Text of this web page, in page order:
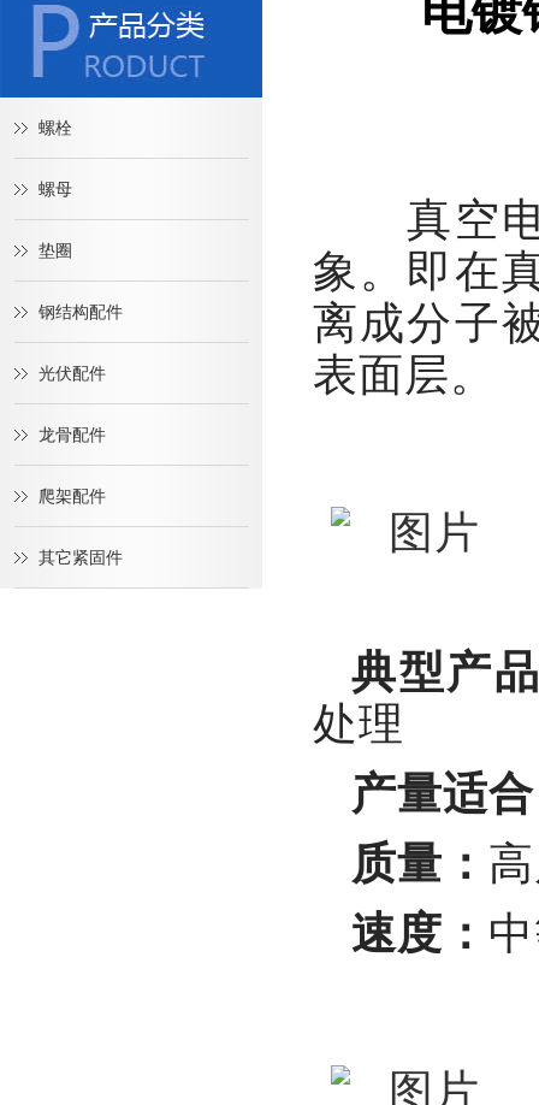
螺栓
螺母
垫圈
钢结构配件
光伏配件
龙骨配件
爬架配件
其它紧固件
电镀
真空电
象。即在
离成分子
表面层。
典型产
处理
产量适
质量：
速度：